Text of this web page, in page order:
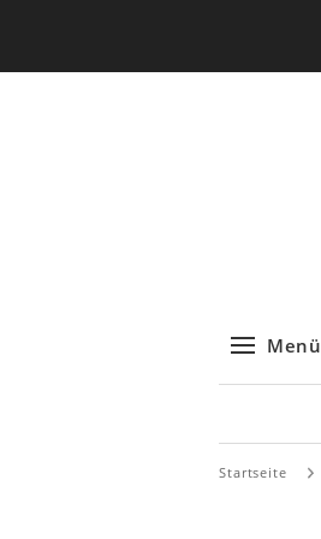
Menü
Startseite